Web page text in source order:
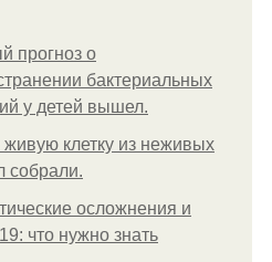
прогноз о
бактериальных
у детей вышел.
клетку из неживых
собрали.
осложнения и
что нужно знать